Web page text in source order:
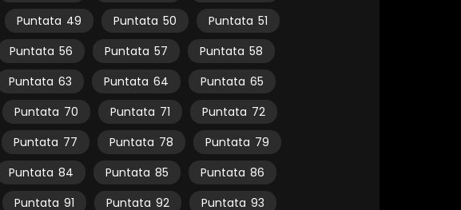
Puntata 49 Puntata 50 Puntata 51
Puntata 56 Puntata 57 Puntata 58
Puntata 63 Puntata 64 Puntata 65
Puntata 70 Puntata 71 Puntata 72
Puntata 77 Puntata 78 Puntata 79
Puntata 84 Puntata 85 Puntata 86
Puntata 91 Puntata 92 Puntata 93